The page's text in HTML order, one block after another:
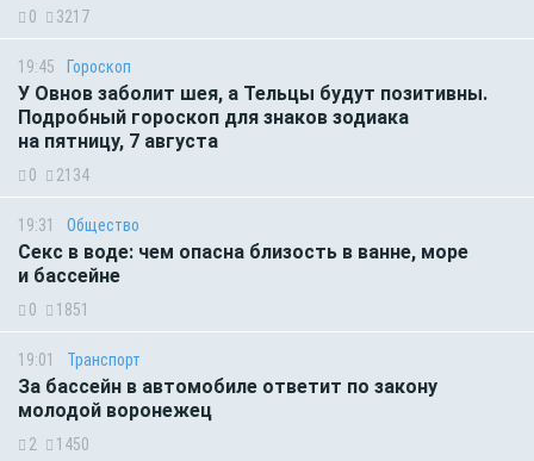
0 3217
19:45 Гороскоп
У Овнов заболит шея, а Тельцы будут позитивны.
Подробный гороскоп для знаков зодиака
на пятницу, 7 августа
0 2134
19:31 Общество
Секс в воде: чем опасна близость в ванне, море
и бассейне
0 1851
19:01 Транспорт
За бассейн в автомобиле ответит по закону
молодой воронежец
2 1450